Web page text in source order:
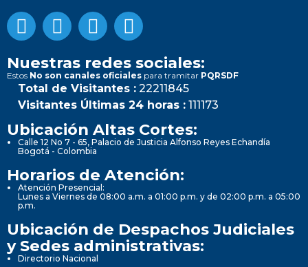
Nuestras redes sociales:
Estos No son canales oficiales para tramitar PQRSDF
Total de Visitantes : 22211845
Visitantes Últimas 24 horas : 111173
Ubicación Altas Cortes:
Calle 12 No 7 - 65, Palacio de Justicia Alfonso Reyes Echandía
Bogotá - Colombia
Horarios de Atención:
Atención Presencial:
Lunes a Viernes de 08:00 a.m. a 01:00 p.m. y de 02:00 p.m. a 05:00
p.m.
Ubicación de Despachos Judiciales
y Sedes administrativas:
Directorio Nacional